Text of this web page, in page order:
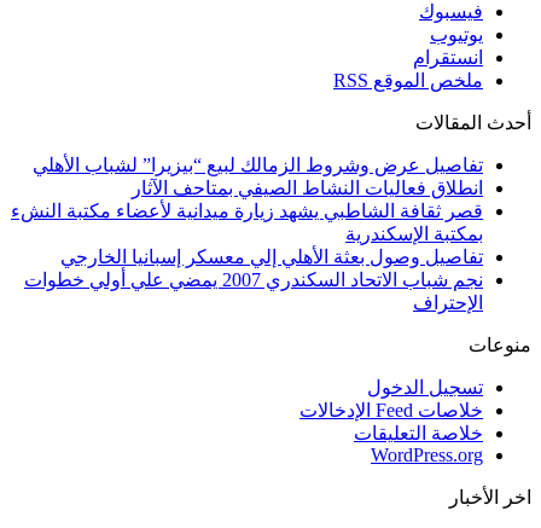
فيسبوك
يوتيوب
انستقرام
ملخص الموقع RSS
أحدث المقالات
تفاصيل عرض وشروط الزمالك لبيع “بيزيرا” لشباب الأهلي
انطلاق فعاليات النشاط الصيفي بمتاحف الآثار
قصر ثقافة الشاطبي يشهد زيارة ميدانية لأعضاء مكتبة النشء
بمكتبة الإسكندرية
تفاصيل وصول بعثة الأهلي إلي معسكر إسبانيا الخارجي
نجم شباب الاتحاد السكندري 2007 يمضي علي أولي خطوات
الإحتراف
منوعات
تسجيل الدخول
خلاصات Feed الإدخالات
خلاصة التعليقات
WordPress.org
اخر الأخبار